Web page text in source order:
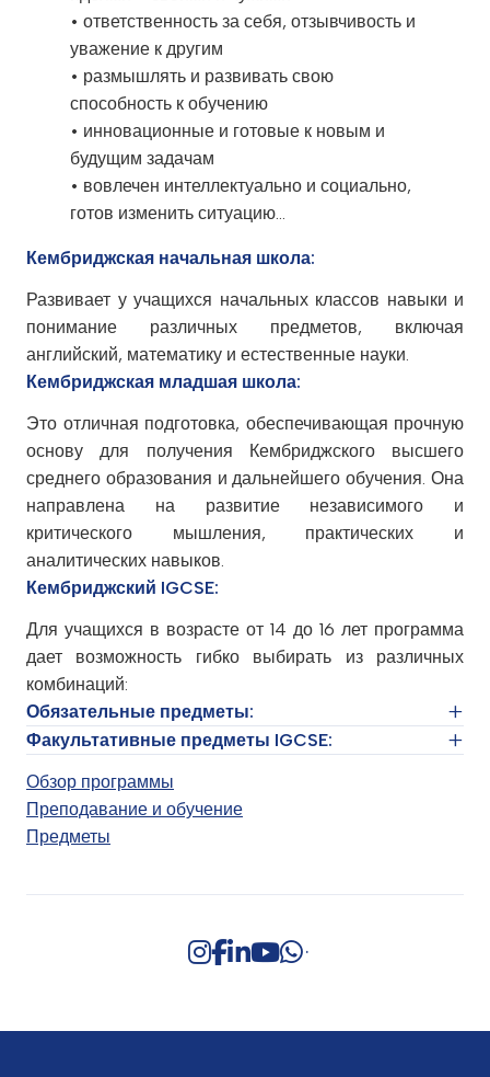
• Мы являемся частью знаменитого и
всемирно известного Кембриджского
университета.
• ответственность за себя, отзывчивость и
уважение к другим
• размышлять и развивать свою
способность к обучению
• инновационные и готовые к новым и
будущим задачам
• вовлечен интеллектуально и социально,
готов изменить ситуацию...
Кембриджская начальная школа:
Развивает у учащихся начальных классов навыки и
понимание различных предметов, включая
английский, математику и естественные науки.
Кембриджская младшая школа:
Это отличная подготовка, обеспечивающая прочную
основу для получения Кембриджского высшего
среднего образования и дальнейшего обучения. Она
направлена на развитие независимого и
критического мышления, практических и
аналитических навыков.
Кембриджский IGCSE:
Для учащихся в возрасте от 14 до 16 лет программа
дает возможность гибко выбирать из различных
комбинаций:
Обязательные предметы:
• Английский язык (и есть возможность изучать
английскую литературу)
• Математика
• Биология
Факультативные предметы IGCSE:
• Искусство и дизайн
• Бизнес
• Информатика
Обзор программы
Преподавание и обучение
Предметы